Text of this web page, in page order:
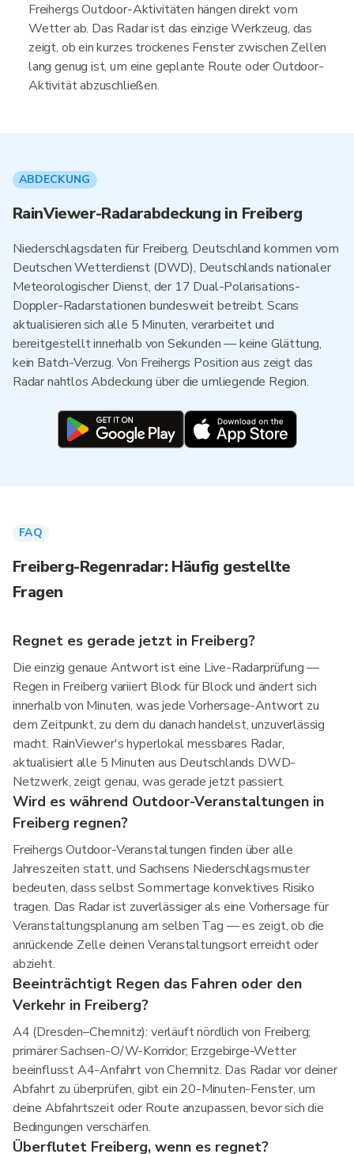
Freihergs Outdoor-Aktivitäten hängen direkt vom
Wetter ab. Das Radar ist das einzige Werkzeug, das
zeigt, ob ein kurzes trockenes Fenster zwischen Zellen
lang genug ist, um eine geplante Route oder Outdoor-
Aktivität abzuschließen.
ABDECKUNG
RainViewer-Radarabdeckung in Freiberg
Niederschlagsdaten für Freiberg, Deutschland kommen vom
Deutschen Wetterdienst (DWD), Deutschlands nationaler
Meteorologischer Dienst, der 17 Dual-Polarisations-
Doppler-Radarstationen bundesweit betreibt. Scans
aktualisieren sich alle 5 Minuten, verarbeitet und
bereitgestellt innerhalb von Sekunden — keine Glättung,
kein Batch-Verzug. Von Freihergs Position aus zeigt das
Radar nahtlos Abdeckung über die umliegende Region.
FAQ
Freiberg-Regenradar: Häufig gestellte
Fragen
Regnet es gerade jetzt in Freiberg?
Die einzig genaue Antwort ist eine Live-Radarprüfung —
Regen in Freiberg variiert Block für Block und ändert sich
innerhalb von Minuten, was jede Vorhersage-Antwort zu
dem Zeitpunkt, zu dem du danach handelst, unzuverlässig
macht. RainViewer's hyperlokal messbares Radar,
aktualisiert alle 5 Minuten aus Deutschlands DWD-
Netzwerk, zeigt genau, was gerade jetzt passiert.
Wird es während Outdoor-Veranstaltungen in
Freiberg regnen?
Freihergs Outdoor-Veranstaltungen finden über alle
Jahreszeiten statt, und Sachsens Niederschlagsmuster
bedeuten, dass selbst Sommertage konvektives Risiko
tragen. Das Radar ist zuverlässiger als eine Vorhersage für
Veranstaltungsplanung am selben Tag — es zeigt, ob die
anrückende Zelle deinen Veranstaltungsort erreicht oder
abzieht.
Beeinträchtigt Regen das Fahren oder den
Verkehr in Freiberg?
A4 (Dresden–Chemnitz): verläuft nördlich von Freiberg;
primärer Sachsen-O/W-Korridor; Erzgebirge-Wetter
beeinflusst A4-Anfahrt von Chemnitz. Das Radar vor deiner
Abfahrt zu überprüfen, gibt ein 20-Minuten-Fenster, um
deine Abfahrtszeit oder Route anzupassen, bevor sich die
Bedingungen verschärfen.
Überflutet Freiberg, wenn es regnet?